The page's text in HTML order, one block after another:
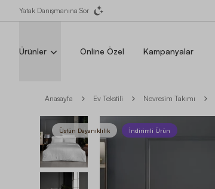
Yatak Danışmanına Sor
Ürünler Online Özel Kampanyalar
Anasayfa Ev Tekstili Nevresim Takımı
Üstün Dayanıklılık İndirimli Ürün